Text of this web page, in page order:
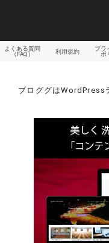
よくある質問
（FAQ）
利用規約
プラ
ポ
ブロググはWordPress